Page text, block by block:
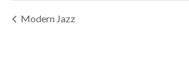
Modern Jazz